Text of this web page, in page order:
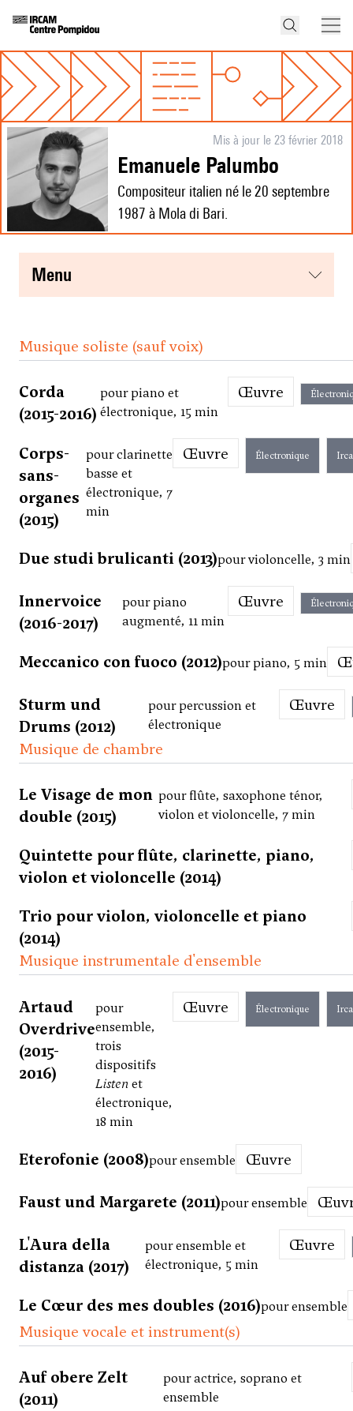
Mis à jour le 23 février 2018
Emanuele Palumbo
Compositeur italien né le 20 septembre
1987 à Mola di Bari.
menu
Musique soliste (sauf voix)
Corda
(2015-2016)
pour piano et
électronique, 15 min
Œuvre
Corps-
sans-
organes
(2015)
pour clarinette
basse et
électronique, 7
min
Œuvre Électronique
Due studi brulicanti (2013)pour violoncelle, 3 min
Innervoice
(2016-2017)
pour piano
augmenté, 11 min
Œuvre
Meccanico con fuoco (2012)pour piano, 5 min
Sturm und
Drums (2012)
pour percussion et
électronique
Œuvre
Musique de chambre
Le Visage de mon
double (2015)
pour flûte, saxophone ténor,
violon et violoncelle, 7 min
Quintette pour flûte, clarinette, piano,
violon et violoncelle (2014)
Trio pour violon, violoncelle et piano
(2014)
Musique instrumentale d'ensemble
Artaud
Overdrive
(2015-
2016)
pour
ensemble,
trois
dispositifs
Listenet
électronique,
18 min
Œuvre Électronique
Eterofonie (2008)pour ensemble Œuvre
Faust und Margarete (2011)pour ensemble
L'Aura della
distanza (2017)
pour ensemble et
électronique, 5 min
Œuvre
Le Cœur des mes doubles (2016)pour ensemble
Musique vocale et instrument(s)
Auf obere Zelt
(2011)
pour actrice, soprano et
ensemble